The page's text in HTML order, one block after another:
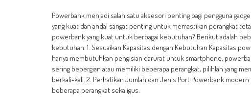
Powerbank menjadi salah satu aksesori penting bagi pengguna
yang kuat dan andal sangat penting untuk memastikan perangkat
powerbank yang kuat untuk berbagai kebutuhan? Berikut adalah
kebutuhan. 1. Sesuaikan Kapasitas dengan Kebutuhan Kapasitas
hanya membutuhkan pengisian darurat untuk smartphone,
sering bepergian atau memiliki beberapa perangkat, pilihlah yang
berkali-kali. 2. Perhatikan Jumlah dan Jenis Port Powerbank
beberapa perangkat sekaligus.